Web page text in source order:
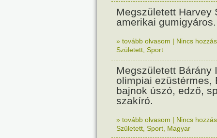
Megszületett Harvey
amerikai gumigyáros.
» tovább olvasom | Nincs
Született Sport
Megszületett Bárány
olimpiai ezüstérmes,
bajnok úszó, edző,
szakíró.
» tovább olvasom | Nincs
Született Sport Magyar